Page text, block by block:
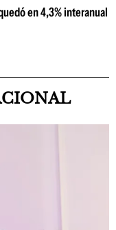
en 4,3% interanual